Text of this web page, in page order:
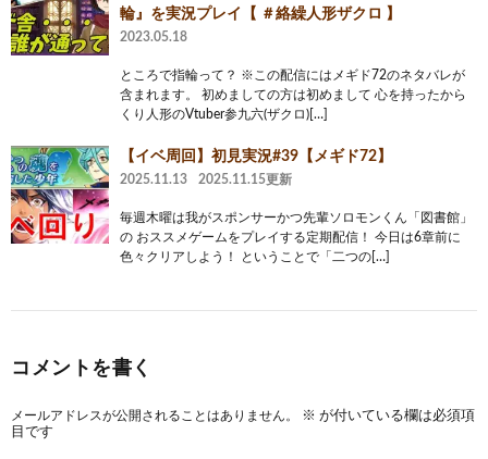
輪』を実況プレイ【 ＃絡繰人形ザクロ 】
2023.05.18
ところで指輪って？ ※この配信にはメギド72のネタバレが
含まれます。 初めましての方は初めまして 心を持ったから
くり人形のVtuber参九六(ザクロ)[…]
【イベ周回】初見実況#39【メギド72】
2025.11.13 2025.11.15更新
毎週木曜は我がスポンサーかつ先輩ソロモンくん「図書館」
の おススメゲームをプレイする定期配信！ 今日は6章前に
色々クリアしよう！ ということで「二つの[…]
コメントを書く
メールアドレスが公開されることはありません。 ※ が付いている欄は必須項
目です